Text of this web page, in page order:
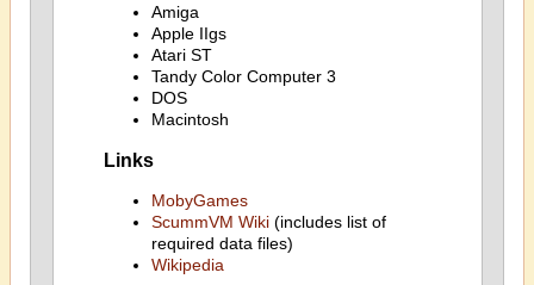
Amiga
Apple IIgs
Atari ST
Tandy Color Computer 3
DOS
Macintosh
Links
MobyGames
ScummVM Wiki(includes list of
required data files)
Wikipedia